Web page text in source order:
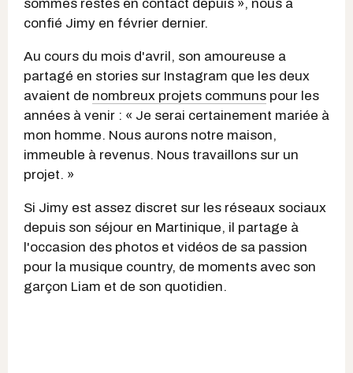
sommes restés en contact depuis », nous a
confié Jimy en février dernier.
Au cours du mois d'avril, son amoureuse a
partagé en stories sur Instagram que les deux
avaient de nombreux projets communs pour les
années à venir : « Je serai certainement mariée à
mon homme. Nous aurons notre maison,
immeuble à revenus. Nous travaillons sur un
projet. »
Si Jimy est assez discret sur les réseaux sociaux
depuis son séjour en Martinique, il partage à
l'occasion des photos et vidéos de sa passion
pour la musique country, de moments avec son
garçon Liam et de son quotidien.